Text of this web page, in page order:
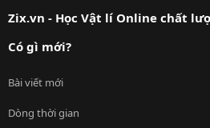
Zix.vn - Học Vật lí Online chất
Có gì mới?
Bài viết mới
Dòng thời gian